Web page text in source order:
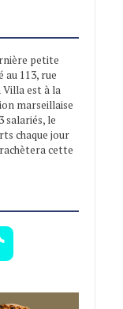
petite
au 113, rue
est à la
marseillaise
salariés, le
chaque jour
cette